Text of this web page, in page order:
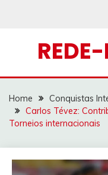
Home
Conquistas
Carlos Tévez:
Torneios internacionais